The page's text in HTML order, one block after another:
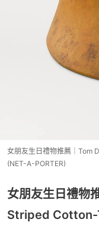
女朋友生日禮物推薦｜Tom
(NET-A-PORTER)
女朋友生日禮物
Striped